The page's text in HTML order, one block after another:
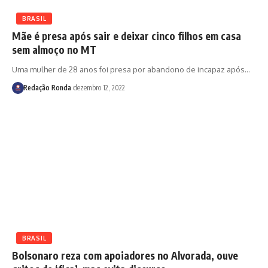
BRASIL
Mãe é presa após sair e deixar cinco filhos em casa
sem almoço no MT
Uma mulher de 28 anos foi presa por abandono de incapaz após…
Redação Ronda dezembro 12, 2022
BRASIL
Bolsonaro reza com apoiadores no Alvorada, ouve